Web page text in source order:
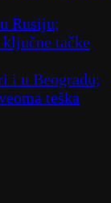
Rusiju;
ključne tačke
i u Beogradu;
teška